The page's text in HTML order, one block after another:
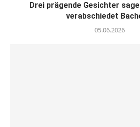
Drei prägende Gesichter
verabschiedet
05.06.2026